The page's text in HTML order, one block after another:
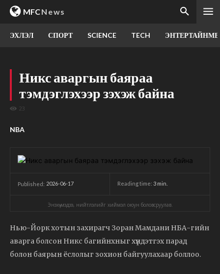
MFCNews
ЭХЛЭЛ СПОРТ SCIENCE TECH
Никс аваргын баяраа
тэмдэглэхээр зэхэж байна
23
NBA
Published: 2026-06-17 Reading time: 3 min.
Энэхүү мэдээ, нийтлэлийг хиймэл оюун боловсруулав.
Нью-Йорк хотын захирагч Зоран Мамдани НБА-гийн
аварга болсон Никс багийнхныг хүндэтгэх парад
болон баярын ёслолыг зохион байгуулахаар боллоо.